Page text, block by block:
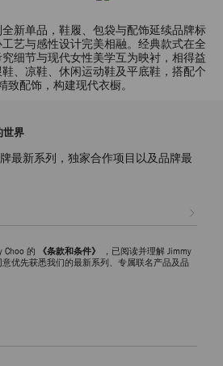
全新单品，鞋履、包袋与配饰延续品牌标
艺与感性设计完美相融。经典款式在全
细节与现代女性美学互为映衬，相得益
、凉鞋、休闲运动鞋及平底鞋，搭配个
致配饰，构建现代衣橱。
世界
最新系列，独家合作项目以及品牌最
Choo 的 《条款和条件》
，已阅读并理解 Jimmy
意优先获悉我们的最新系列、专属联名产品及品